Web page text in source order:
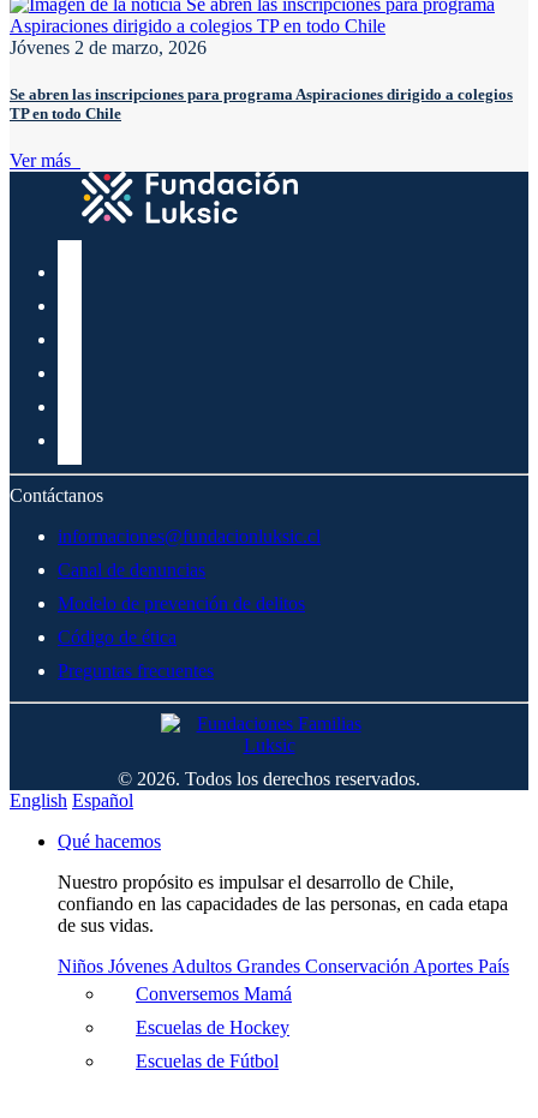
Jóvenes 2 de marzo, 2026
Se abren las inscripciones para programa Aspiraciones dirigido a colegios
TP en todo Chile
Ver más
Contáctanos
informaciones@fundacionluksic.cl
Canal de denuncias
Modelo de prevención de delitos
Código de ética
Preguntas frecuentes
© 2026. Todos los derechos reservados.
English Español
Qué hacemos
Nuestro propósito es impulsar el desarrollo de Chile,
confiando en las capacidades de las personas, en cada etapa
de sus vidas.
Niños Jóvenes Adultos Grandes Conservación Aportes País
Conversemos Mamá
Escuelas de Hockey
Escuelas de Fútbol